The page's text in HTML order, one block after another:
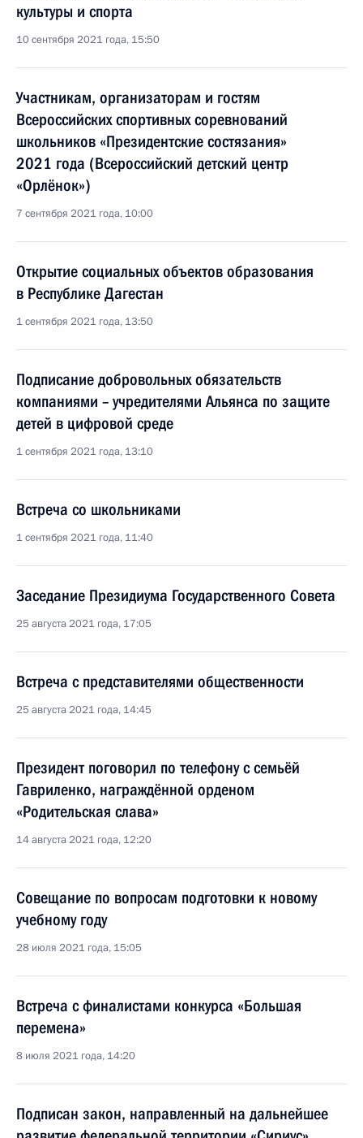
культуры и спорта
10 сентября 2021 года, 15:50
Участникам, организаторам и гостям
Всероссийских спортивных соревнований
школьников «Президентские состязания»
2021 года (Всероссийский детский центр
«Орлёнок»)
7 сентября 2021 года, 10:00
Открытие социальных объектов образования
в Республике Дагестан
1 сентября 2021 года, 13:50
Подписание добровольных обязательств
компаниями – учредителями Альянса по защите
детей в цифровой среде
1 сентября 2021 года, 13:10
Встреча со школьниками
1 сентября 2021 года, 11:40
Заседание Президиума Государственного Совета
25 августа 2021 года, 17:05
Встреча с представителями общественности
25 августа 2021 года, 14:45
Президент поговорил по телефону с семьёй
Гавриленко, награждённой орденом
«Родительская слава»
14 августа 2021 года, 12:20
Совещание по вопросам подготовки к новому
учебному году
28 июля 2021 года, 15:05
Встреча с финалистами конкурса «Большая
перемена»
8 июля 2021 года, 14:20
Подписан закон, направленный на дальнейшее